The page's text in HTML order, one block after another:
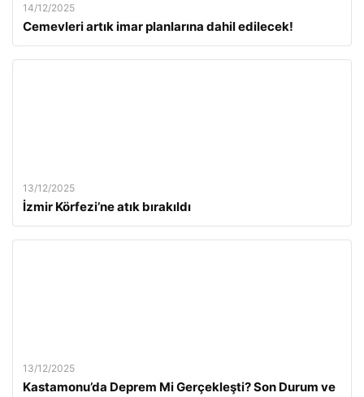
14/12/2025
Cemevleri artık imar planlarına dahil edilecek!
13/12/2025
İzmir Körfezi’ne atık bırakıldı
13/12/2025
Kastamonu’da Deprem Mi Gerçekleşti? Son Durum ve